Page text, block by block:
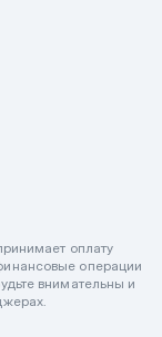
оплату
операции
внимательны и